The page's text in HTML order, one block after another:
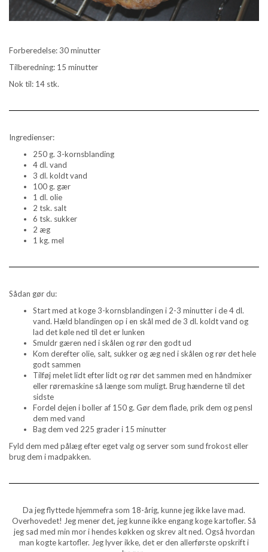
Forberedelse: 30 minutter
Tilberedning: 15 minutter
Nok til: 14 stk.
Ingredienser:
250 g. 3-kornsblanding
4 dl. vand
3 dl. koldt vand
100 g. gær
1 dl. olie
2 tsk. salt
6 tsk. sukker
2 æg
1 kg. mel
Sådan gør du:
Start med at koge 3-kornsblandingen i 2-3 minutter i de 4 dl.
vand. Hæld blandingen op i en skål med de 3 dl. koldt vand og
lad det køle ned til det er lunken
Smuldr gæren ned i skålen og rør den godt ud
Kom derefter olie, salt, sukker og æg ned i skålen og rør det hele
godt sammen
Tilføj melet lidt efter lidt og rør det sammen med en håndmixer
eller røremaskine så længe som muligt. Brug hænderne til det
sidste
Fordel dejen i boller af 150 g. Gør dem flade, prik dem og pensl
dem med vand
Bag dem ved 225 grader i 15 minutter
Fyld dem med pålæg efter eget valg og server som sund frokost eller
brug dem i madpakken.
Da jeg flyttede hjemmefra som 18-årig, kunne jeg ikke lave mad.
Overhovedet! Jeg mener det, jeg kunne ikke engang koge kartofler. Så
jeg sad med min mor i hendes køkken og skrev alt ned. Også hvordan
man kogte kartofler. Jeg lyver ikke, det er den allerførste opskrift i